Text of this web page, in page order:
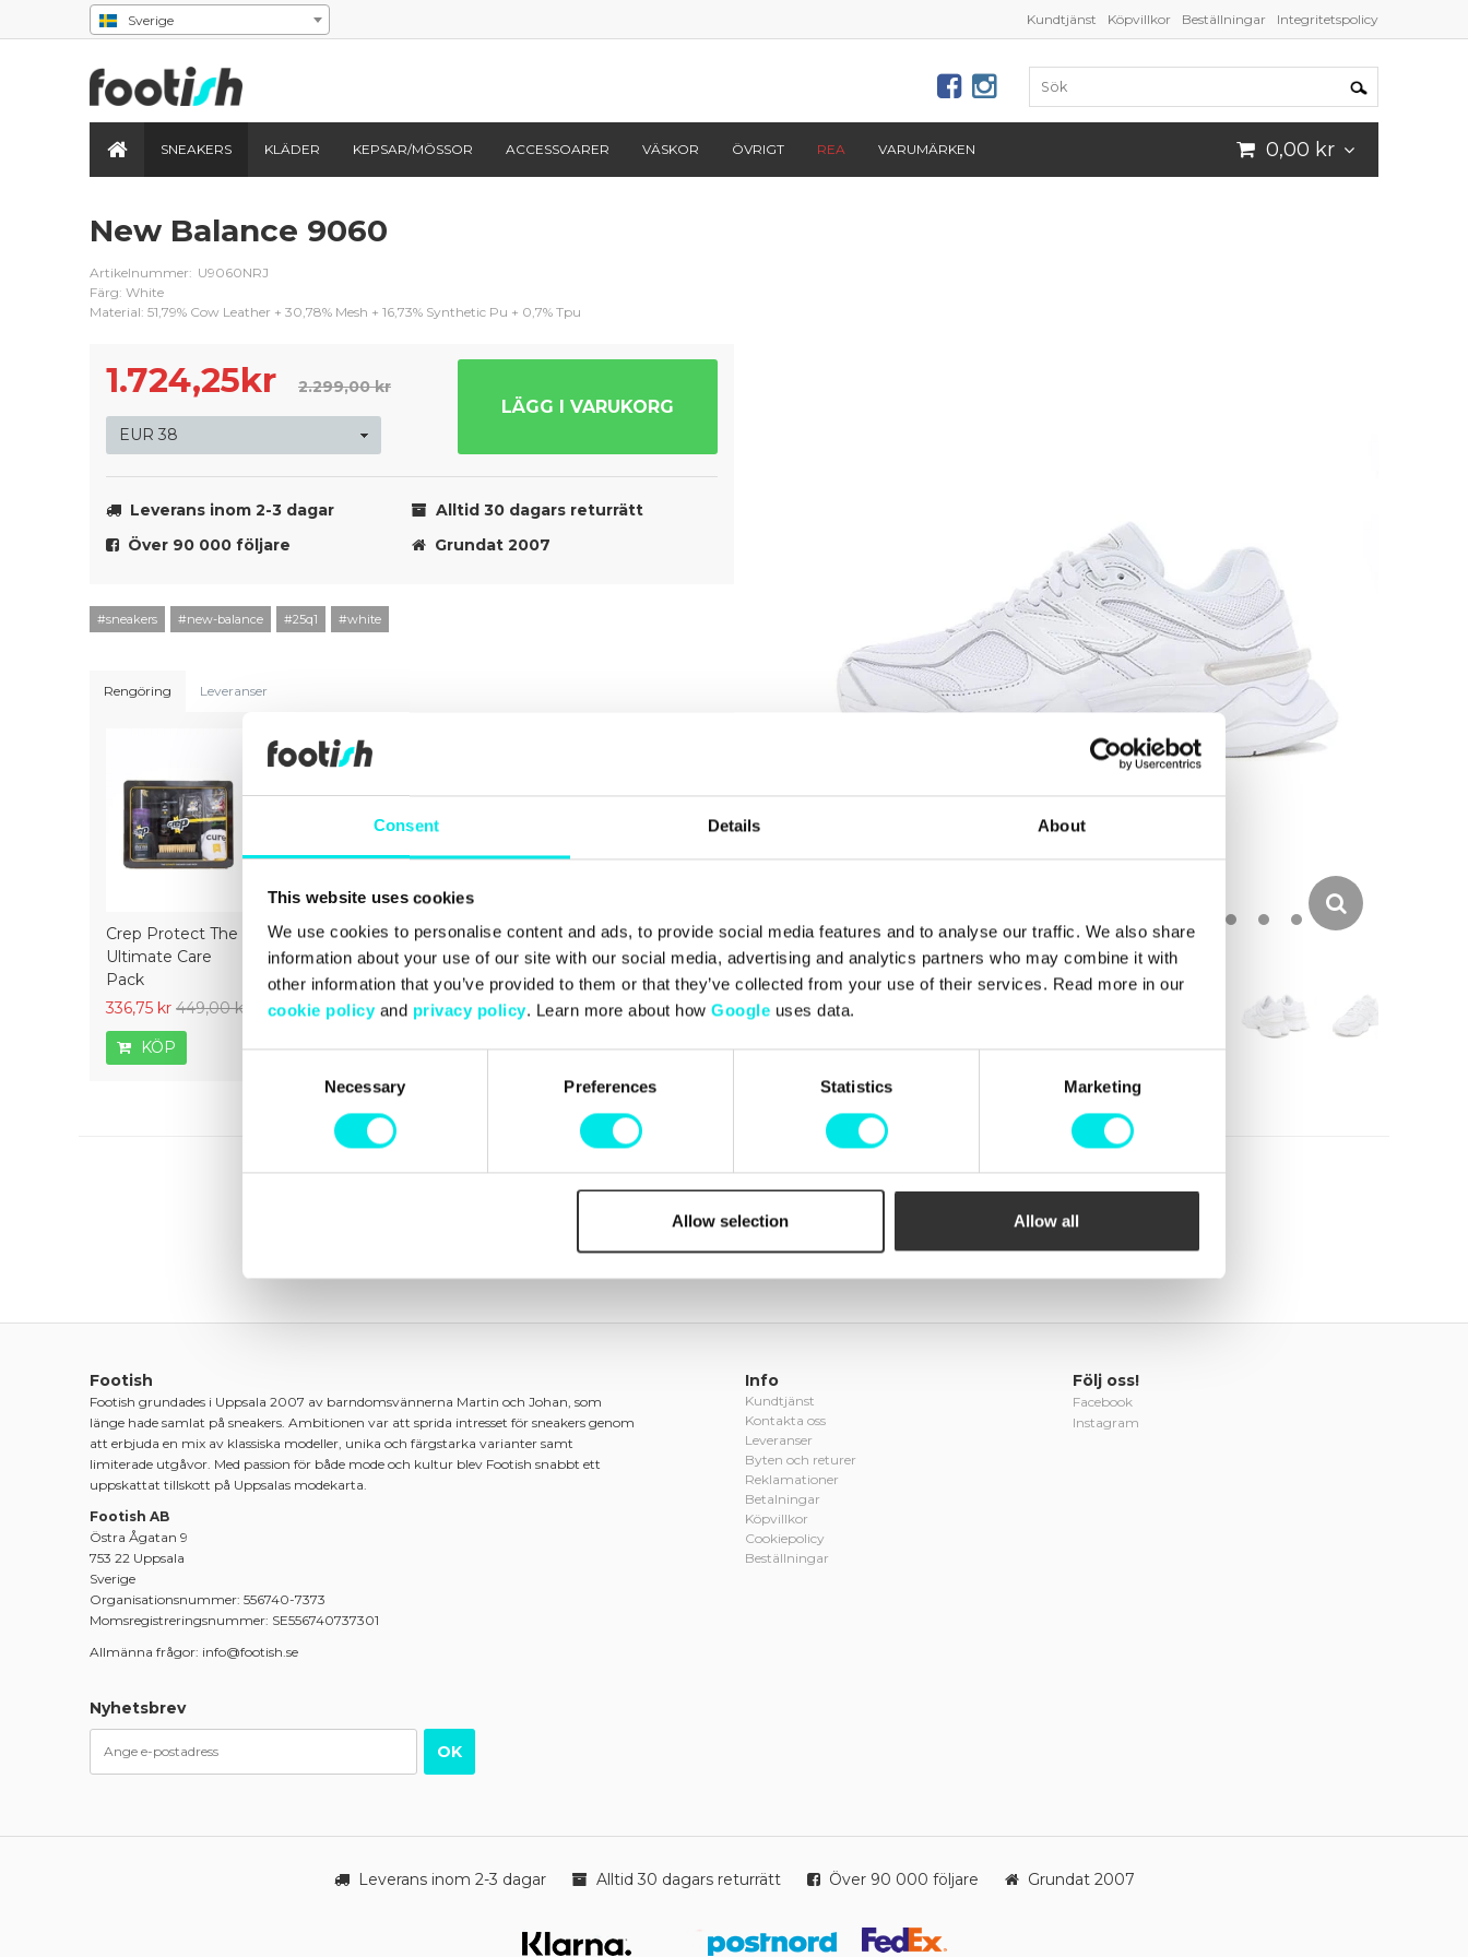
Consent Details About
This website uses cookies
We use cookies to personalise content and ads, to provide social media features and to analyse our traffic. We also share
information about your use of our site with our social media, advertising and analytics partners who may combine it with
other information that you’ve provided to them or that they’ve collected from your use of their services. Read more in our
cookie policy and privacy policy. Learn more about how Google uses data.
Necessary Preferences Statistics Marketing
Allow selection Allow all
Sverige Kundtjänst Köpvillkor Beställningar Integritetspolicy
SNEAKERS KLÄDER KEPSAR/MÖSSOR ACCESSOARER VÄSKOR ÖVRIGT REA VARUMÄRKEN 0,00 kr
New Balance 9060
Artikelnummer: U9060NRJ
Färg: White
Material: 51,79% Cow Leather + 30,78% Mesh + 16,73% Synthetic Pu + 0,7% Tpu
1.724,25kr 2.299,00 kr
LÄGG I VARUKORG
Leverans inom 2-3 dagar
Alltid 30 dagars returrätt
Över 90 000 följare
Grundat 2007
#sneakers #new-balance #25q1 #white
Rengöring Leveranser
Crep Protect The
Ultimate Care
Pack
336,75 kr 449,00 kr
KÖP
Crep Protect Mark
ON Pen Midsole -
White
126,75 kr 169,00 kr
KÖP
Crep Protect The
Ultimate Box Pack
336,75 kr 449,00 kr
KÖP
Nyligen besökta produkter (rensa)
Footish
Footish grundades i Uppsala 2007 av barndomsvännerna Martin och Johan, som
länge hade samlat på sneakers. Ambitionen var att sprida intresset för sneakers genom
att erbjuda en mix av klassiska modeller, unika och färgstarka varianter samt
limiterade utgåvor. Med passion för både mode och kultur blev Footish snabbt ett
uppskattat tillskott på Uppsalas modekarta.
Footish AB
Östra Ågatan 9
753 22 Uppsala
Sverige
Organisationsnummer: 556740-7373
Momsregistreringsnummer: SE556740737301
Allmänna frågor: info@footish.se
Info
Kundtjänst
Kontakta oss
Leveranser
Byten och returer
Reklamationer
Betalningar
Köpvillkor
Cookiepolicy
Beställningar
Följ oss!
Facebook
Instagram
Nyhetsbrev
OK
Leverans inom 2-3 dagar Alltid 30 dagars returrätt Över 90 000 följare Grundat 2007